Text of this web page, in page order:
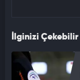
İlginizi Çekebilir